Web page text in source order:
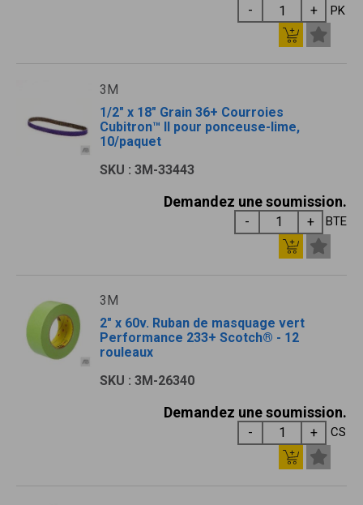
PK
3M
1/2" x 18" Grain 36+ Courroies
Cubitron™ II pour ponceuse-lime,
10/paquet
SKU : 3M-33443
Demandez une soumission.
BTE
3M
2" x 60v. Ruban de masquage vert
Performance 233+ Scotch® - 12
rouleaux
SKU : 3M-26340
Demandez une soumission.
CS